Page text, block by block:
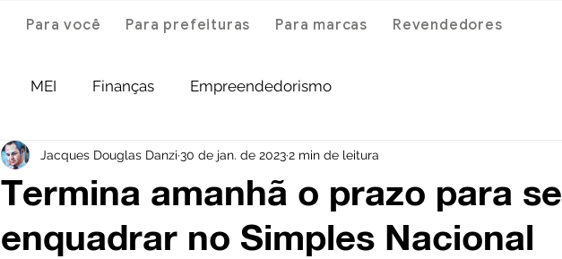
Para você Para prefeituras Para marcas Revendedores
MEI Finanças Empreendedorismo
Termina amanhã o prazo para se
enquadrar no Simples Nacional
Jacques Douglas Danzi 30 de jan. de 20232 min de leitura